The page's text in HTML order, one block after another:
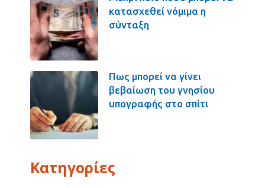
κατασχεθεί νόμιμα η
σύνταξη
Πως μπορεί να γίνει
βεβαίωση του γνησίου
υπογραφής στο σπίτι
Κατηγορίες